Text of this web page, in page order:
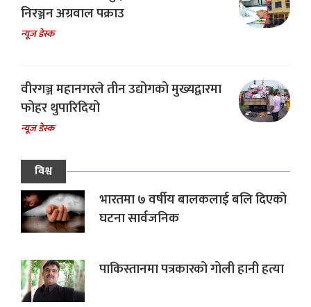
निरञ्जन अग्रवाल पक्राउ
न्यूज डेस्क
वीरगञ्ज महानगरले तीन उद्योगको मुख्यद्वारमा
फोहर थुपारिदियो
न्यूज डेस्क
विश्व
भारतमा ७ वर्षीय बालकलाई बलि दिएको
घटना सार्वजनिक
पाकिस्तानमा पत्रकारको गोली हानी हत्या